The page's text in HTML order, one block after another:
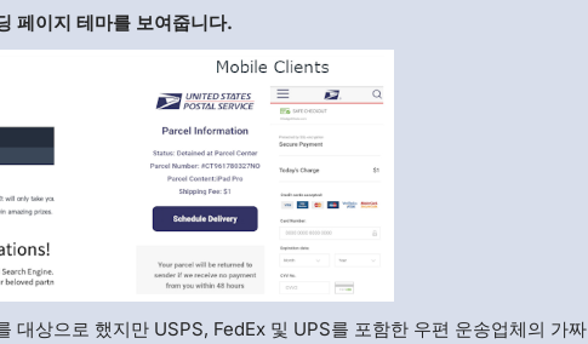
페이지 테마를 보여줍니다.
대상으로 했지만 USPS, FedEx 및 UPS를 포함한 우편 운송업체의 가짜